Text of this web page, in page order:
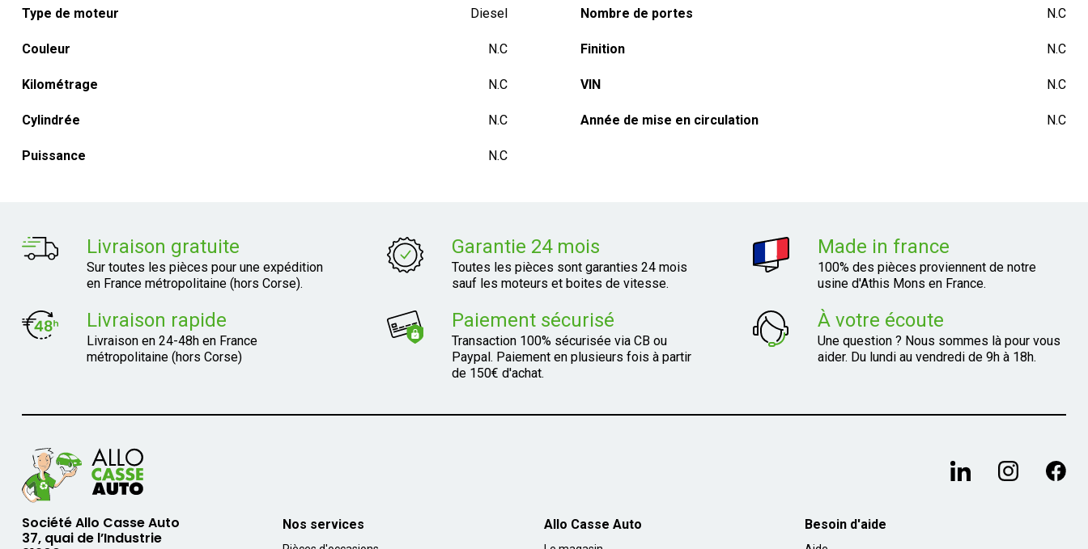
Type de moteur Diesel
Couleur N.C
Kilométrage N.C
Cylindrée N.C
Puissance N.C
Nombre de portes N.C
Finition N.C
VIN N.C
Année de mise en circulation N.C
Livraison gratuite
Sur toutes les pièces pour une expédition
en France métropolitaine (hors Corse).
Garantie 24 mois
Toutes les pièces sont garanties 24 mois
sauf les moteurs et boites de vitesse.
Made in france
100% des pièces proviennent de notre
usine d'Athis Mons en France.
Livraison rapide
Livraison en 24-48h en France
métropolitaine (hors Corse)
Paiement sécurisé
Transaction 100% sécurisée via CB ou
Paypal. Paiement en plusieurs fois à partir
de 150€ d'achat.
À votre écoute
Une question ? Nous sommes là pour vous
aider. Du lundi au vendredi de 9h à 18h.
Société Allo Casse Auto
37, quai de l’Industrie
Nos services Allo Casse Auto Besoin d'aide